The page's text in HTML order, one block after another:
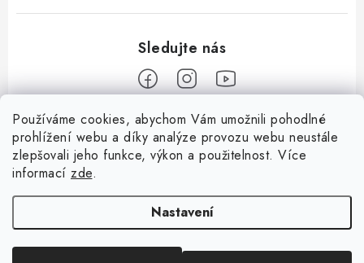
Používáme cookies, abychom Vám umožnili pohodlné
prohlížení webu a díky analýze provozu webu neustále
zlepšovali jeho funkce, výkon a použitelnost. Více
informací zde.
Nastavení
Informace pro vás
Dopravné
Kontaktujte nás
Tipy na tvoření
Jutový Mikuláš, anděl a čert - perfektní zábava pro děti